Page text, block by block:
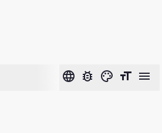
language bug_report color_lens format_size menu